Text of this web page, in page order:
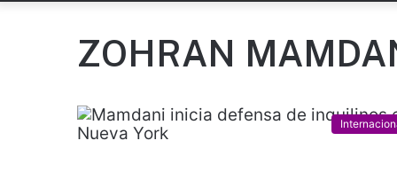
ZOHRAN